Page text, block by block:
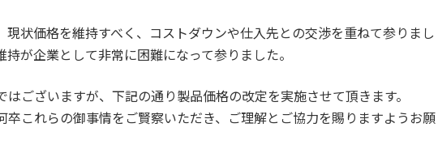
現状価格を維持すべく、コストダウンや仕入先との交渉を重ねて参りまし
が企業として非常に困難になって参りました。
ございますが、下記の通り製品価格の改定を実施させて頂きます。
卒これらの御事情をご賢察いただき、ご理解とご協力を賜りますようお願